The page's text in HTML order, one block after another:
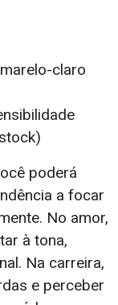
poderá
a focar
No amor,
à tona,
Na carreira,
e perceber